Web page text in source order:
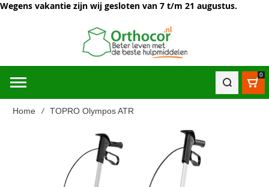
Wegens vakantie zijn wij gesloten van 7 t/m 21 augustus.
0
Home TOPRO Olympos ATR